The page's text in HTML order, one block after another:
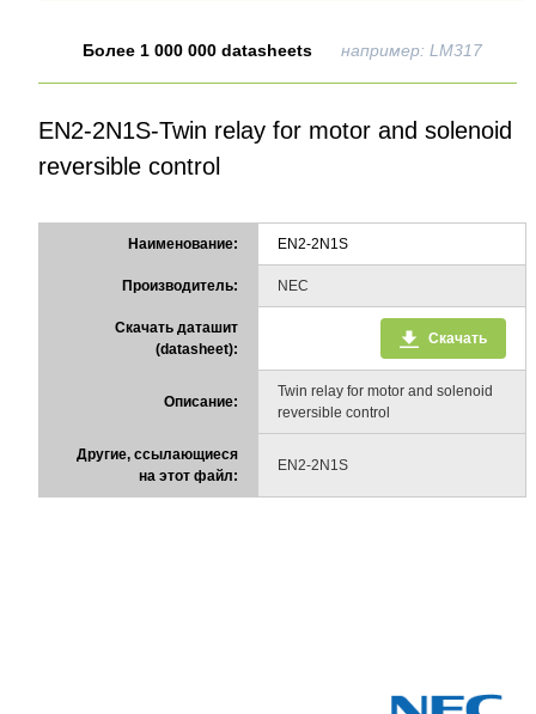
Более 1 000 000 datasheets например: LM317
EN2-2N1S-Twin relay for motor and solenoid
reversible control
Наименование: EN2-2N1S
Производитель: NEC
Скачать даташит
(datasheet):
Скачать
Описание:
Twin relay for motor and solenoid
reversible control
Другие, ссылающиеся
на этот файл:
EN2-2N1S